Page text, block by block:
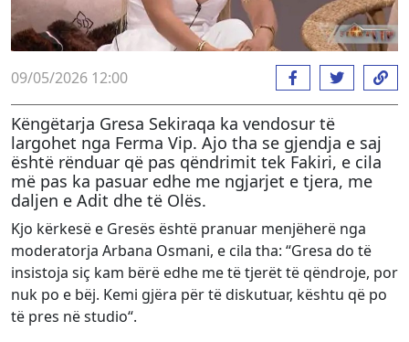
09/05/2026 12:00
Këngëtarja Gresa Sekiraqa ka vendosur të
largohet nga Ferma Vip. Ajo tha se gjendja e saj
është rënduar që pas qëndrimit tek Fakiri, e cila
më pas ka pasuar edhe me ngjarjet e tjera, me
daljen e Adit dhe të Olës.
Kjo kërkesë e Gresës është pranuar menjëherë nga
moderatorja Arbana Osmani, e cila tha: “Gresa do të
insistoja siç kam bërë edhe me të tjerët të qëndroje, por
nuk po e bëj. Kemi gjëra për të diskutuar, kështu që po
të pres në studio“.